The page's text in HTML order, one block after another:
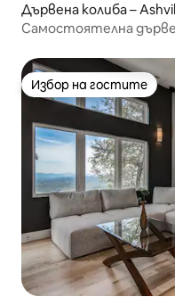
Дървена колиба –
Самостоятелна
Избор на гостите
Избор на гостите